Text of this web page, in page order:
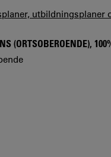
utbildningsplaner
(ORTSOBEROENDE),